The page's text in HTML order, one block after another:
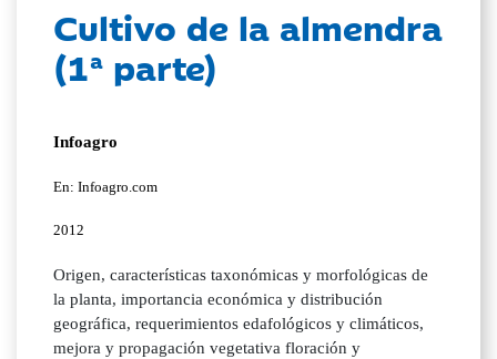
Cultivo de la almendra
(1ª parte)
Infoagro
En: Infoagro.com
2012
Origen, características taxonómicas y morfológicas de
la planta, importancia económica y distribución
geográfica, requerimientos edafológicos y climáticos,
mejora y propagación vegetativa floración y